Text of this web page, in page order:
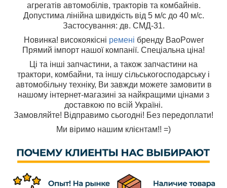
агрегатів автомобілів, тракторів та комбайнів.
Допустима лінійна швидкість від 5 м/с до 40 м/с.
Застосування: дв. СМД-31.
Новинка! високоякісні ремені бренду BaoPower
Прямий імпорт нашої компанії. Спеціальна ціна!
Ці та інші запчастини, а також запчастини на
трактори, комбайни, та іншу сільськогосподарську і
автомобільну техніку, Ви завжди можете замовити в
нашому інтернет-магазині за найкращими цінами з
доставкою по всій Україні.
Замовляйте! Відправимо сьогодні! Без передоплати!
Ми віримо нашим клієнтам!! =)